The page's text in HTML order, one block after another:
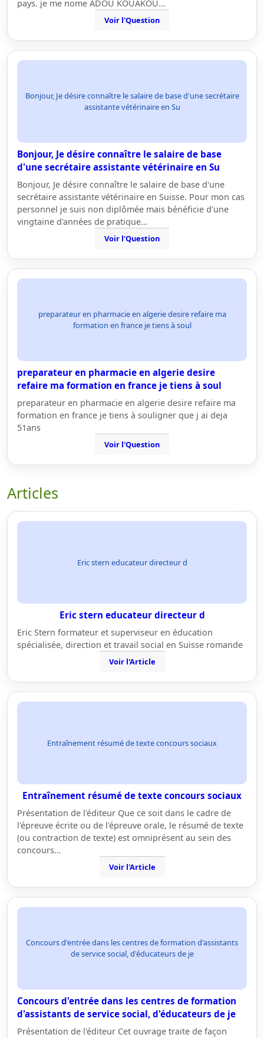
pays. je me nome ADOU KOUAKOU…
Voir l'Question
Bonjour, Je désire connaître le salaire de base d'une secrétaire
assistante vétérinaire en Su
Bonjour, Je désire connaître le salaire de base
d'une secrétaire assistante vétérinaire en Su
Bonjour, Je désire connaître le salaire de base d'une
secrétaire assistante vétérinaire en Suisse. Pour mon cas
personnel je suis non diplômée mais bénéficie d'une
vingtaine d'années de pratique…
Voir l'Question
preparateur en pharmacie en algerie desire refaire ma
formation en france je tiens à soul
preparateur en pharmacie en algerie desire
refaire ma formation en france je tiens à soul
preparateur en pharmacie en algerie desire refaire ma
formation en france je tiens à souligner que j ai deja
51ans
Voir l'Question
Articles
Eric stern educateur directeur d
Eric stern educateur directeur d
Eric Stern formateur et superviseur en éducation
spécialisée, direction et travail social en Suisse romande
Voir l'Article
Entraînement résumé de texte concours sociaux
Entraînement résumé de texte concours sociaux
Présentation de l'éditeur Que ce soit dans le cadre de
l'épreuve écrite ou de l'épreuve orale, le résumé de texte
(ou contraction de texte) est omniprésent au sein des
concours…
Voir l'Article
Concours d'entrée dans les centres de formation d'assistants
de service social, d'éducateurs de je
Concours d'entrée dans les centres de formation
d'assistants de service social, d'éducateurs de je
Présentation de l'éditeur Cet ouvrage traite de façon